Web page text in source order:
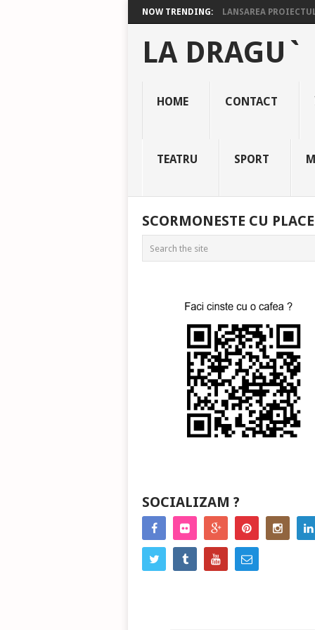
NOW TRENDING: LANSAREA
LA DRAGU`
HOME CONTACT
TEATRU SPORT
SCORMONESTE CU
SOCIALIZAM ?